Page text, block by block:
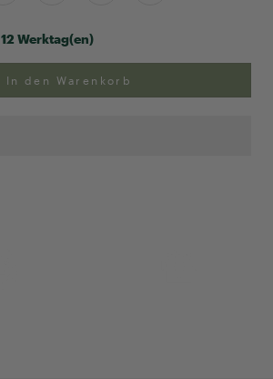
12 Werktag(en)
In den Warenkorb